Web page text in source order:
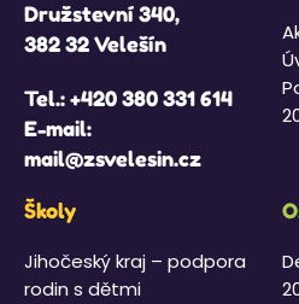
Družstevní 340,
382 32 Velešín
Tel.:+420 380 331 614
E-mail:
mail@zsvelesin.cz
Školy
Jihočeský kraj – podpora
rodin s dětmi